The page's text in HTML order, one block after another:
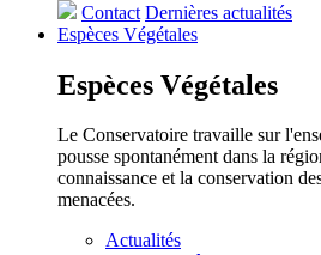
Contact Dernières actualités
Espèces Végétales
Espèces Végétales
Le Conservatoire travaille sur
pousse spontanément dans la
connaissance et la conservation
menacées.
Actualités